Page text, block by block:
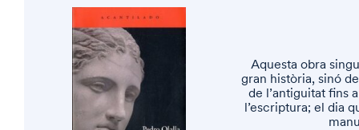
Aquesta obra
gran història, sinó
de l’antiguitat fins
l’escriptura; el dia